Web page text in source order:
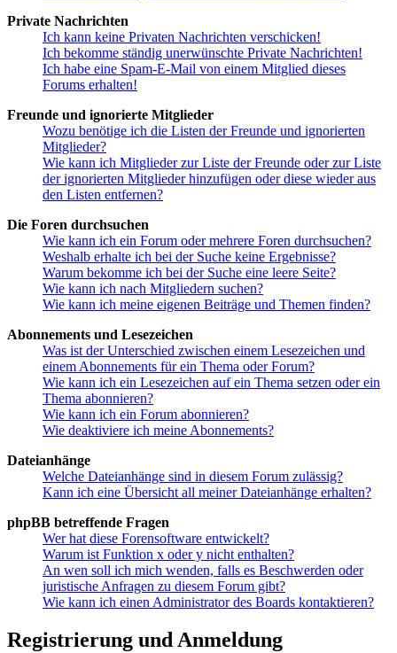
Private Nachrichten
Ich kann keine Privaten Nachrichten verschicken!
Ich bekomme ständig unerwünschte Private Nachrichten!
Ich habe eine Spam-E-Mail von einem Mitglied dieses
Forums erhalten!
Freunde und ignorierte Mitglieder
Wozu benötige ich die Listen der Freunde und ignorierten
Mitglieder?
Wie kann ich Mitglieder zur Liste der Freunde oder zur Liste
der ignorierten Mitglieder hinzufügen oder diese wieder aus
den Listen entfernen?
Die Foren durchsuchen
Wie kann ich ein Forum oder mehrere Foren durchsuchen?
Weshalb erhalte ich bei der Suche keine Ergebnisse?
Warum bekomme ich bei der Suche eine leere Seite?
Wie kann ich nach Mitgliedern suchen?
Wie kann ich meine eigenen Beiträge und Themen finden?
Abonnements und Lesezeichen
Was ist der Unterschied zwischen einem Lesezeichen und
einem Abonnements für ein Thema oder Forum?
Wie kann ich ein Lesezeichen auf ein Thema setzen oder ein
Thema abonnieren?
Wie kann ich ein Forum abonnieren?
Wie deaktiviere ich meine Abonnements?
Dateianhänge
Welche Dateianhänge sind in diesem Forum zulässig?
Kann ich eine Übersicht all meiner Dateianhänge erhalten?
phpBB betreffende Fragen
Wer hat diese Forensoftware entwickelt?
Warum ist Funktion x oder y nicht enthalten?
An wen soll ich mich wenden, falls es Beschwerden oder
juristische Anfragen zu diesem Forum gibt?
Wie kann ich einen Administrator des Boards kontaktieren?
Registrierung und Anmeldung